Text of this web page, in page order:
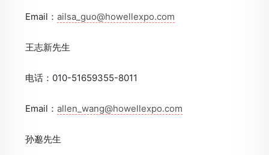
Email： ailsa_guo@howellexpo.com
王志新先生
电话：010-51659355-8011
Email： allen_wang@howellexpo.com
孙邈先生